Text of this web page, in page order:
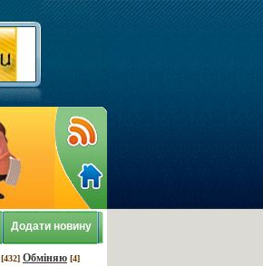
Додати новину
[432] Обміняю [4]